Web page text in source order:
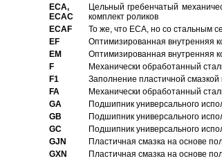
ECA,
ECAC
Цельный гребенчатый
комплект роликов
ECAF
То же, что ECA, но со стальным
EF
Оптимизированная внутренняя
EM
Оптимизированная внутренняя
F
Механически обработанный
F1
Заполнение пластичной
FA
Механически обработанный
GA
Подшипник универсального
GB
Подшипник универсального
GC
Подшипник универсального
GJN
Пластичная смазка на основе
GXN
Пластичная смазка на основе